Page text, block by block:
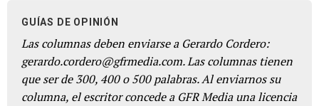
GUÍAS DE OPINIÓN
Las columnas deben enviarse a Gerardo Cordero:
gerardo.cordero@gfrmedia.com. Las columnas tienen
que ser de 300, 400 o 500 palabras. Al enviarnos su
columna, el escritor concede a GFR Media una licencia